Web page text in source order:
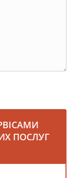
ПОСЛУГ